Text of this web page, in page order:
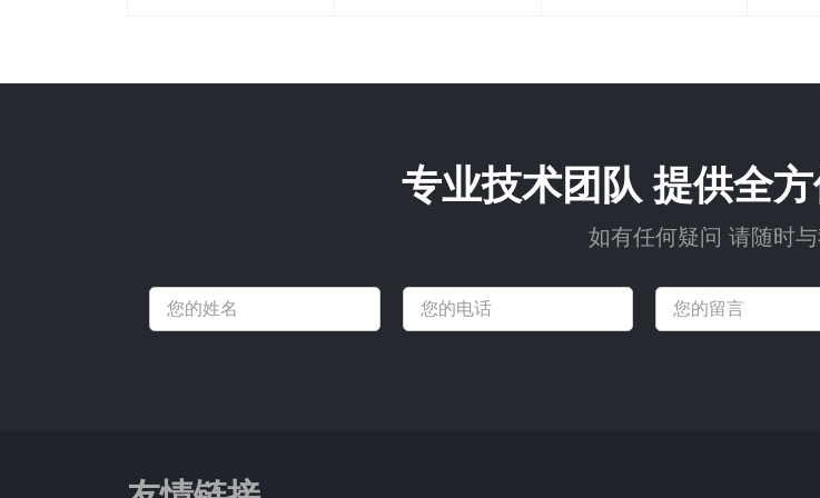
专业技术团队 提供全
如有任何疑问 请随时